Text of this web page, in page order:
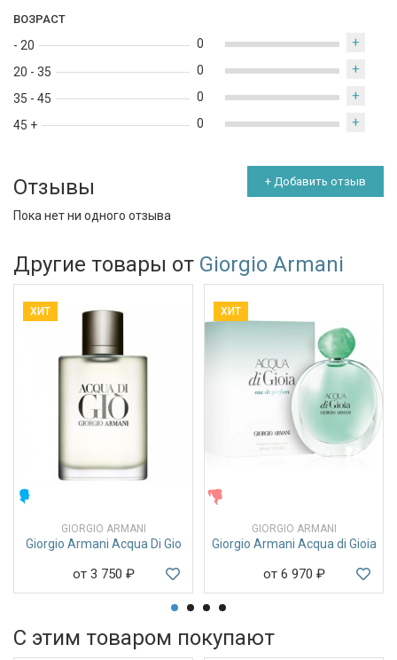
ВОЗРАСТ
- 20
20 - 35
35 - 45
45 +
0 +
0 +
0 +
0 +
Отзывы + Добавить отзыв
Пока нет ни одного отзыва
Другие товары от Giorgio Armani
ХИТ
GIORGIO ARMANI
Giorgio Armani Acqua Di Gio
от 3 750 ₽
ХИТ
GIORGIO ARMANI
Giorgio Armani Acqua di Gioia
от 6 970 ₽
С этим товаром покупают